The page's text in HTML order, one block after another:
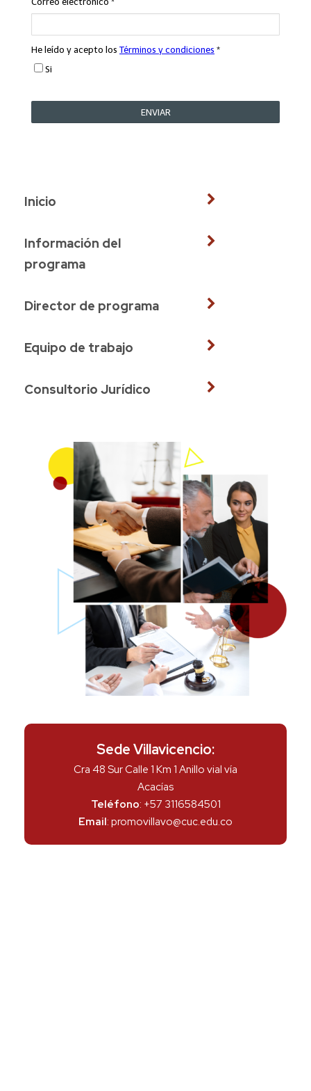
Inicio
Información del
programa
Director de programa
Equipo de trabajo
Consultorio Jurídico
Sede Villavicencio:
Cra 48 Sur Calle 1 Km 1 Anillo vial vía
Acacías
Teléfono: +57 3116584501
Email: promovillavo@cuc.edu.co